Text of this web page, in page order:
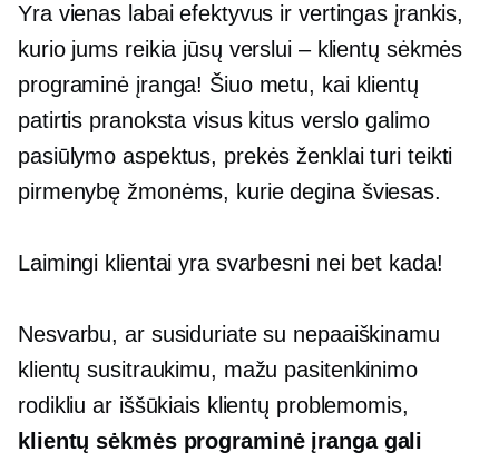
Yra vienas labai efektyvus ir vertingas įrankis,
kurio jums reikia jūsų verslui – klientų sėkmės
programinė įranga! Šiuo metu, kai klientų
patirtis pranoksta visus kitus verslo galimo
pasiūlymo aspektus, prekės ženklai turi teikti
pirmenybę žmonėms, kurie degina šviesas.
Laimingi klientai yra svarbesni nei bet kada!
Nesvarbu, ar susiduriate su nepaaiškinamu
klientų susitraukimu, mažu pasitenkinimo
rodikliu ar iššūkiais klientų problemomis,
klientų sėkmės programinė įranga gali